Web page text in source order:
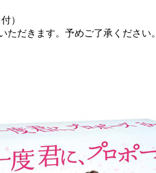
）
だきます。予めご了承ください。